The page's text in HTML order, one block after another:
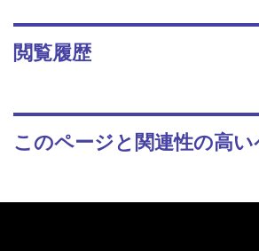
閲覧履歴
このページと関連性の高い